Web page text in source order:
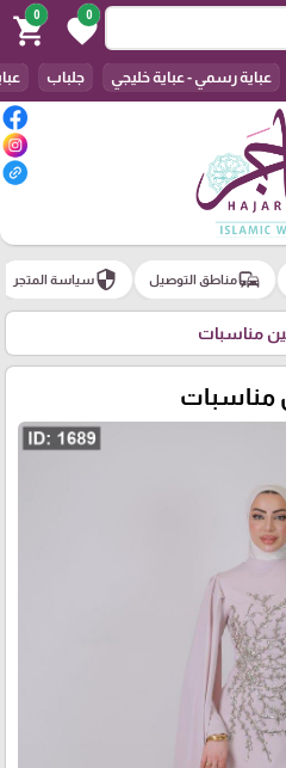
0
favorite
0
shopping_cart
عباية رسمي - عباية خليجي جلباب
commuteمناطق التوصيل securityسياسة المتجر
مناسبات
مناسبات